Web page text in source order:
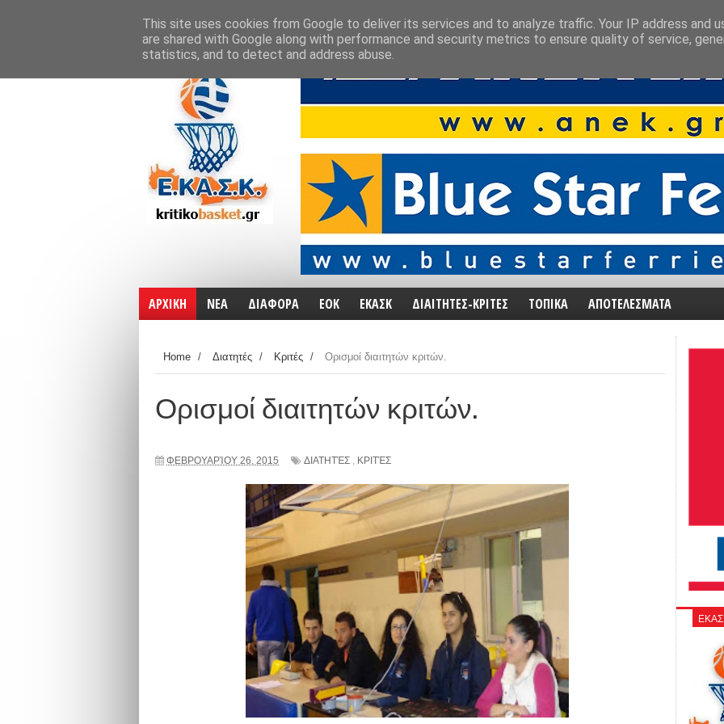
ΑΡΧΙΚΗ ΝΕΑ ΔΙΑΦΟΡΑ ΕΟΚ ΕΚΑΣΚ ΔΙΑΙΤΗΤΕΣ-ΚΡΙΤΕΣ ΤΟΠΙΚΑ ΑΠΟΤΕΛΕΣΜΑΤΑ
Home / Διατητές / Κριτές / Ορισμοί διαιτητών κριτών.
Ορισμοί διαιτητών κριτών.
ΦΕΒΡΟΥΑΡΊΟΥ 26, 2015 ΔΙΑΤΗΤΈΣ , ΚΡΙΤΈΣ
This site uses cookies from Google to deliver its services and to analyze traffic. Your IP address and
are shared with Google along with performance and security metrics to ensure quality of service,
statistics, and to detect and address abuse.